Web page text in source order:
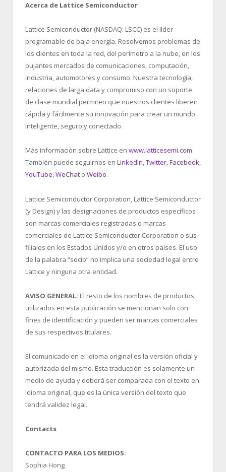
Acerca de Lattice Semiconductor
Lattice Semiconductor (NASDAQ: LSCC) es el líder
programable de baja energía. Resolvemos problemas de
los clientes en toda la red, del perímetro a la nube, en los
pujantes mercados de comunicaciones, computación,
industria, automotores y consumo. Nuestra tecnología,
relaciones de larga data y compromiso con un soporte
de clase mundial permiten que nuestros clientes liberen
rápida y fácilmente su innovación para crear un mundo
inteligente, seguro y conectado.
Más información sobre Lattice en www.latticesemi.com.
También puede seguirnos en LinkedIn,Twitter,Facebook,
YouTube,WeChat o Weibo.
Lattice Semiconductor Corporation, Lattice Semiconductor
(y Design) y las designaciones de productos específicos
son marcas comerciales registradas o marcas
comerciales de Lattice Semiconductor Corporation o sus
filiales en los Estados Unidos y/o en otros países. El uso
de la palabra “socio” no implica una sociedad legal entre
Lattice y ninguna otra entidad.
AVISO GENERAL: El resto de los nombres de productos
utilizados en esta publicación se mencionan solo con
fines de identificación y pueden ser marcas comerciales
de sus respectivos titulares.
El comunicado en el idioma original es la versión oficial y
autorizada del mismo. Esta traducción es solamente un
medio de ayuda y deberá ser comparada con el texto en
idioma original, que es la única versión del texto que
tendrá validez legal.
Contacts
CONTACTO PARA LOS MEDIOS:
Sophia Hong